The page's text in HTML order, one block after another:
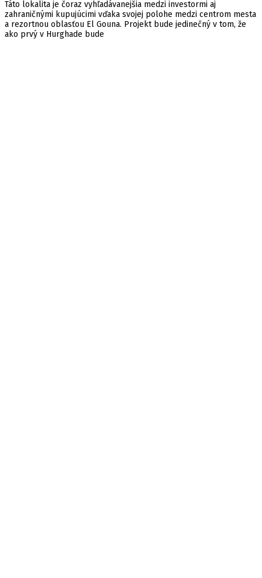
Táto lokalita je čoraz vyhľadávanejšia medzi investormi aj
zahraničnými kupujúcimi vďaka svojej polohe medzi centrom mesta
a rezortnou oblasťou El Gouna. Projekt bude jedinečný v tom, že
ako prvý v Hurghade bude